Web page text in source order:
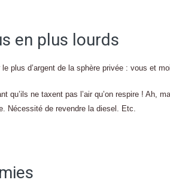
en plus lourds
le plus d’argent de la sphère privée : vous et
qu’ils ne taxent pas l’air qu’on respire ! Ah,
Nécessité de revendre la diesel. Etc.